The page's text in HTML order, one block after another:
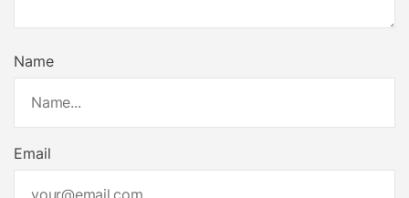
Name
Email